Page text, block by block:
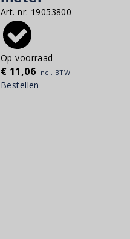
Art. nr: 19053800
Op voorraad
€ 11,06 incl. BTW
Bestellen